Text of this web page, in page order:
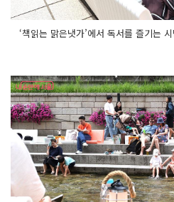
‘책읽는 맑은냇가’에서 독서를 즐기는